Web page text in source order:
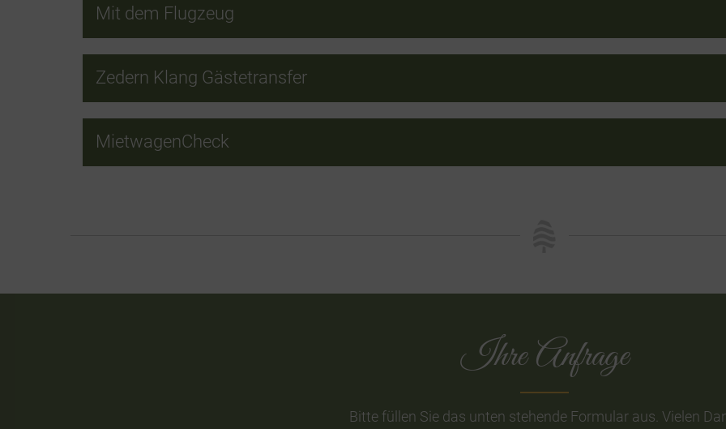
Mit dem Flugzeug
Zedern Klang Gästetransfer
MietwagenCheck
Ihre Anfrage
Bitte füllen Sie das unten stehende Formular aus. Vielen